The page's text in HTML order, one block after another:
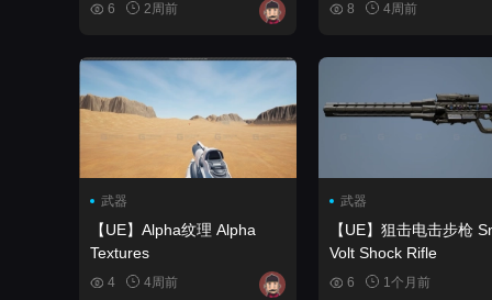
6 2周前 8 4周前
武器
【UE】Alpha纹理 Alpha
Textures
4 4周前
武器
【UE】狙击电击步枪 Sniper
Volt Shock Rifle
6 1个月前